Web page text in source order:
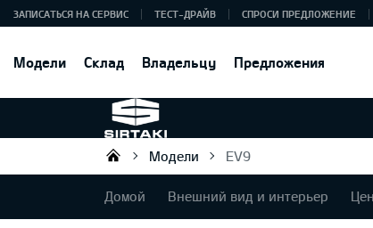
Модели Склад Владельцу Предложения
ЗАПИСАТЬСЯ НА СЕРВИС ТЕСТ-ДРАЙВ СПРОСИ ПРЕДЛОЖЕНИЕ
Sirtaki OÜ
Модели EV9
Домой Внешний вид и интерьер